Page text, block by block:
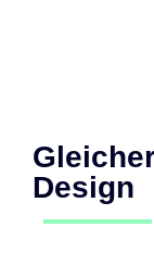
Design